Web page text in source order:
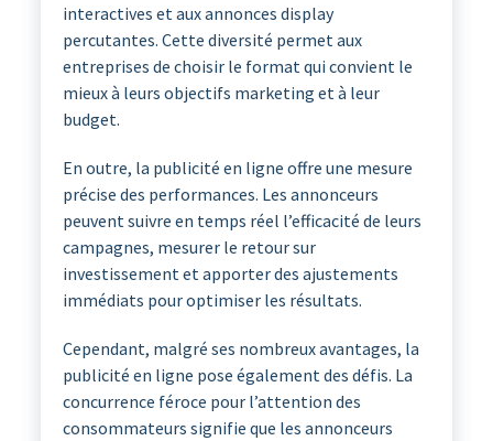
interactives et aux annonces display
percutantes. Cette diversité permet aux
entreprises de choisir le format qui convient le
mieux à leurs objectifs marketing et à leur
budget.
En outre, la publicité en ligne offre une mesure
précise des performances. Les annonceurs
peuvent suivre en temps réel l’efficacité de leurs
campagnes, mesurer le retour sur
investissement et apporter des ajustements
immédiats pour optimiser les résultats.
Cependant, malgré ses nombreux avantages, la
publicité en ligne pose également des défis. La
concurrence féroce pour l’attention des
consommateurs signifie que les annonceurs